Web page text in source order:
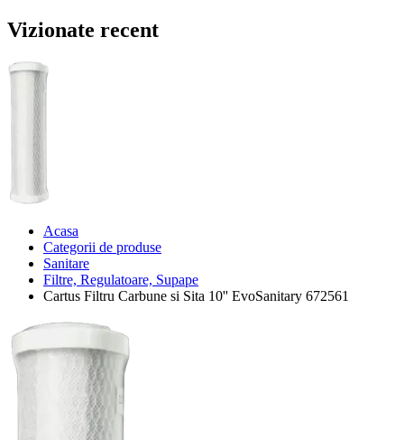
Vizionate recent
Acasa
Categorii de produse
Sanitare
Filtre, Regulatoare, Supape
Cartus Filtru Carbune si Sita 10'' EvoSanitary 672561